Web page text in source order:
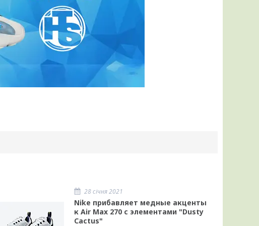
28 січня 2021
Nike прибавляет медные акценты
к Air Max 270 с элементами "Dusty
Cactus"